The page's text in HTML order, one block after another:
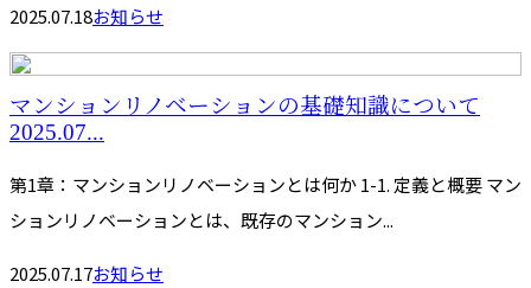
2025.07.18お知らせ
マンションリノベーションの基礎知識について
2025.07...
第1章：マンションリノベーションとは何か 1-1. 定義と概要 マン
ションリノベーションとは、既存のマンション...
2025.07.17お知らせ